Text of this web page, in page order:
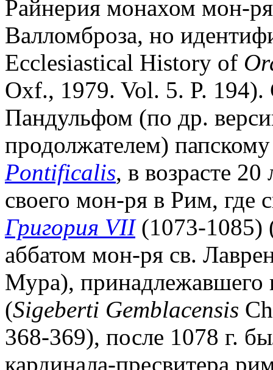
Райнерия монахом мон-
Валломброза, но
Ecclesiastical History of
Oxf., 1979. Vol. 5. P. 194).
Пандульфом (по др.
продолжателем)
Pontificalis, в возрасте
своего мон-ря в Рим, где
Григория VII(1073-1085)
аббатом мон-ря св.
Мура),
(Sigeberti Gemblacensis
368-369), после 1078 г.
кардинала-пресвитера